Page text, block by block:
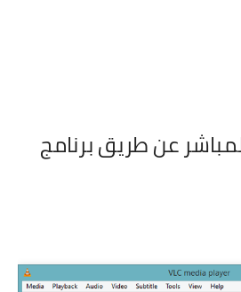
عن طريق برنامج